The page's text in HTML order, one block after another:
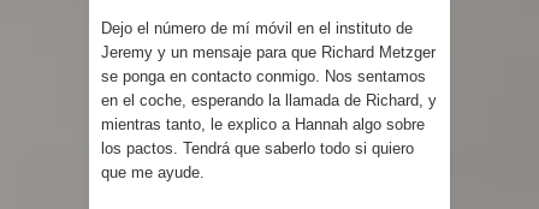
Dejo el número de mí móvil en el instituto de
Jeremy y un mensaje para que Richard Metzger
se ponga en contacto conmigo. Nos sentamos
en el coche, esperando la llamada de Richard, y
mientras tanto, le explico a Hannah algo sobre
los pactos. Tendrá que saberlo todo si quiero
que me ayude.